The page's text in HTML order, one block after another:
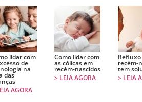
lidar com
de
na
das
AGORA
Como lidar com
as cólicas em
recém-nascidos
> LEIA AGORA
recém-
tem
> LEIA